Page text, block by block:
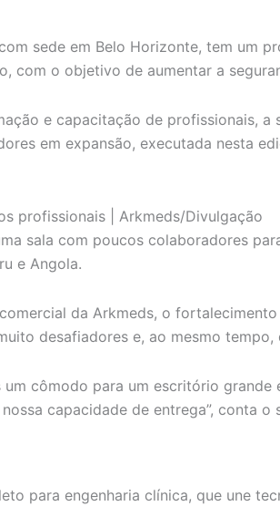
sede em Belo Horizonte, tem um
com o objetivo de aumentar a
e capacitação de profissionais,
em expansão, executada nesta
profissionais | Arkmeds/Divulgação
sala com poucos colaboradores
e Angola.
da Arkmeds, o
desafiadores e, ao mesmo
um cômodo para um escritório
capacidade de entrega”, conta o
para engenharia clínica, que une